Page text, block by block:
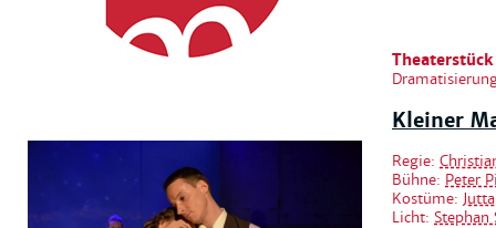
Kleiner
Regie:
Bühne: Peter
Kostüme:
Licht: Stephan